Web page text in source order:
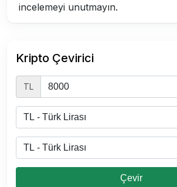
incelemeyi unutmayın.
Kripto Çevirici
TL
Çevir